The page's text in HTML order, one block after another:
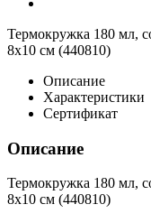
Термокружка 180 мл,
8х10 см (440810)
Описание
Характеристики
Сертификат
Описание
Термокружка 180 мл,
8х10 см (440810)